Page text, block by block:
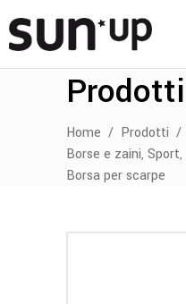
Prodotti
Home / Prodotti /
Borse e zaini, Sport,
Borsa per scarpe